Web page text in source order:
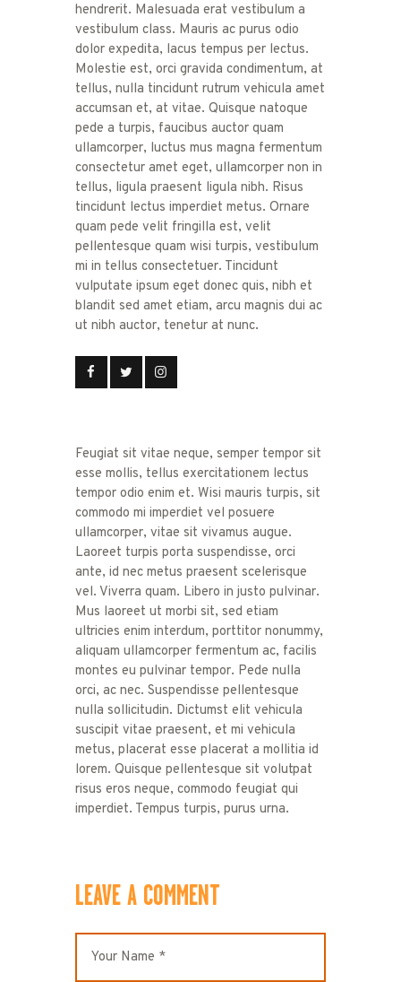
hendrerit. Malesuada erat vestibulum a
vestibulum class. Mauris ac purus odio
dolor expedita, lacus tempus per lectus.
Molestie est, orci gravida condimentum, at
tellus, nulla tincidunt rutrum vehicula amet
accumsan et, at vitae. Quisque natoque
pede a turpis, faucibus auctor quam
ullamcorper, luctus mus magna fermentum
consectetur amet eget, ullamcorper non in
tellus, ligula praesent ligula nibh. Risus
tincidunt lectus imperdiet metus. Ornare
quam pede velit fringilla est, velit
pellentesque quam wisi turpis, vestibulum
mi in tellus consectetuer. Tincidunt
vulputate ipsum eget donec quis, nibh et
blandit sed amet etiam, arcu magnis dui ac
ut nibh auctor, tenetur at nunc.
Feugiat sit vitae neque, semper tempor sit
esse mollis, tellus exercitationem lectus
tempor odio enim et. Wisi mauris turpis, sit
commodo mi imperdiet vel posuere
ullamcorper, vitae sit vivamus augue.
Laoreet turpis porta suspendisse, orci
ante, id nec metus praesent scelerisque
vel. Viverra quam. Libero in justo pulvinar.
Mus laoreet ut morbi sit, sed etiam
ultricies enim interdum, porttitor nonummy,
aliquam ullamcorper fermentum ac, facilis
montes eu pulvinar tempor. Pede nulla
orci, ac nec. Suspendisse pellentesque
nulla sollicitudin. Dictumst elit vehicula
suscipit vitae praesent, et mi vehicula
metus, placerat esse placerat a mollitia id
lorem. Quisque pellentesque sit volutpat
risus eros neque, commodo feugiat qui
imperdiet. Tempus turpis, purus urna.
LEAVE A COMMENT